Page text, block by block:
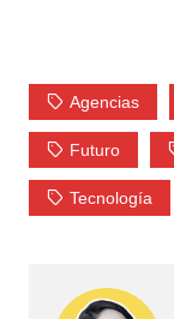
Agencias
Futuro
Tecnología